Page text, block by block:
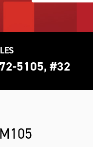
5105, #32